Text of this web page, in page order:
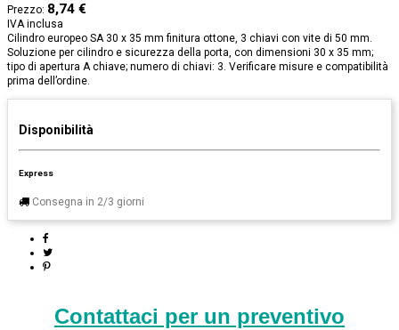
Prezzo: 8,74 €
IVA inclusa
Cilindro europeo SA 30 x 35 mm finitura ottone, 3 chiavi con vite di 50 mm.
Soluzione per cilindro e sicurezza della porta, con dimensioni 30 x 35 mm;
tipo di apertura A chiave; numero di chiavi: 3. Verificare misure e compatibilità
prima dell’ordine.
Disponibilità
Express
Consegna in 2/3 giorni
Contattaci per un preventivo